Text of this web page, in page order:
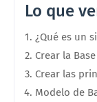
Lo que
¿Qué es un
Crear la
Crear las
Modelo de